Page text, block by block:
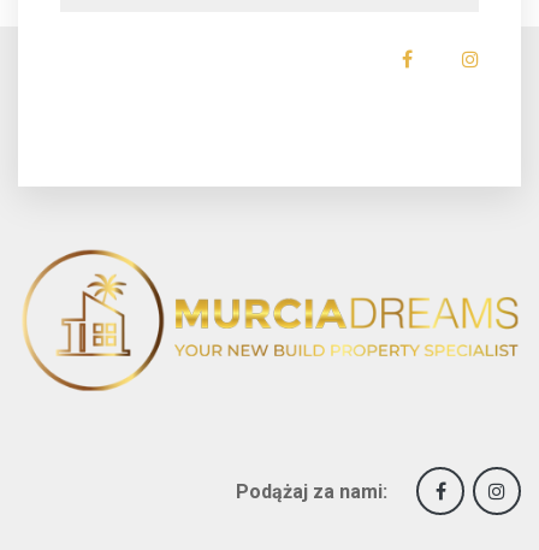
Podążaj za nami: